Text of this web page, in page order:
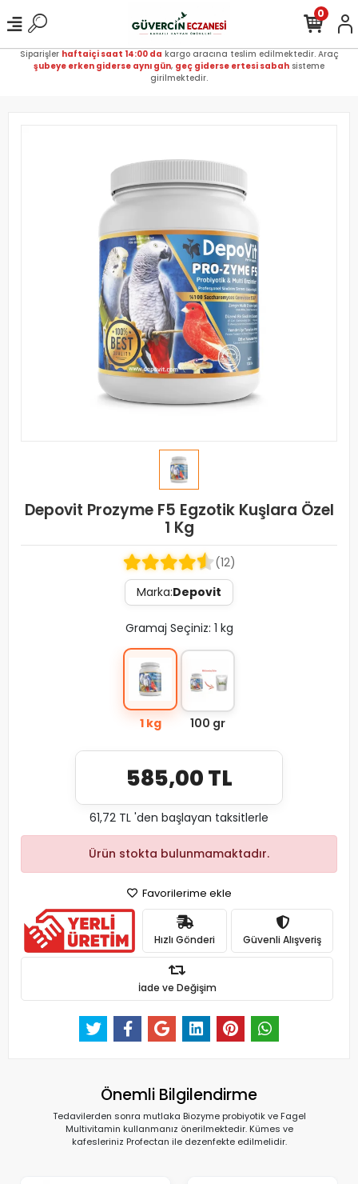
Siparişler haftaiçi saat 14:00 da kargo aracına teslim edilmektedir. Araç
şubeye erken giderse aynı gün, geç giderse ertesi sabah sisteme
girilmektedir.
0
Depovit Prozyme F5 Egzotik Kuşlara Özel
1 Kg
(12)
Marka:Depovit
Gramaj Seçiniz: 1 kg
1 kg 100 gr
585,00 TL
61,72 TL 'den başlayan taksitlerle
Ürün stokta bulunmamaktadır.
Favorilerime ekle
Hızlı Gönderi Güvenli Alışveriş
İade ve Değişim
Önemli Bilgilendirme
Tedavilerden sonra mutlaka Biozyme probiyotik ve Fagel
Multivitamin kullanmanız önerilmektedir. Kümes ve
kafesleriniz Profectan ile dezenfekte edilmelidir.